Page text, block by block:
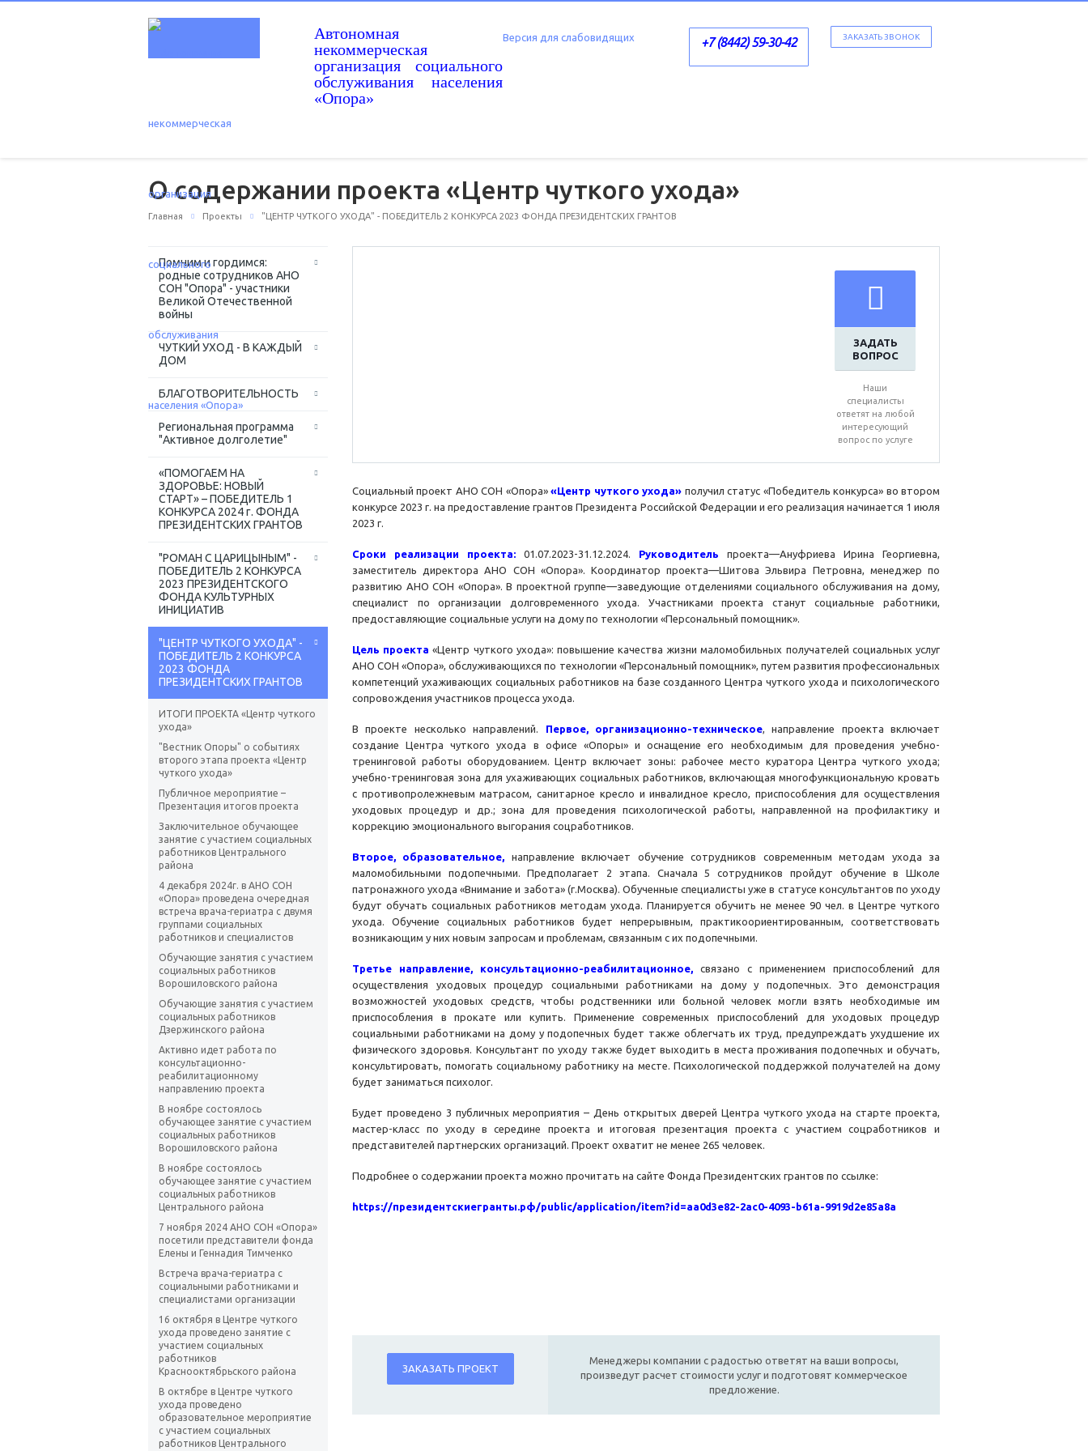
Автономная
некоммерческая
организация социального
обслуживания населения
«Опора»
ЗАКАЗАТЬ ЗВОНОК
+7 (8442) 59-30-42
Версия для слабовидящих
О содержании проекта «Центр чуткого ухода»
Главная Проекты "ЦЕНТР ЧУТКОГО УХОДА" - ПОБЕДИТЕЛЬ 2 КОНКУРСА 2023 ФОНДА ПРЕЗИДЕНТСКИХ ГРАНТОВ
Помним и гордимся:
родные сотрудников АНО
СОН "Опора" - участники
Великой Отечественной
войны
ЧУТКИЙ УХОД - В КАЖДЫЙ
ДОМ
БЛАГОТВОРИТЕЛЬНОСТЬ
Региональная программа
"Активное долголетие"
«ПОМОГАЕМ НА
ЗДОРОВЬЕ: НОВЫЙ
СТАРТ» – ПОБЕДИТЕЛЬ 1
КОНКУРСА 2024 г. ФОНДА
ПРЕЗИДЕНТСКИХ ГРАНТОВ
"РОМАН С ЦАРИЦЫНЫМ" -
ПОБЕДИТЕЛЬ 2 КОНКУРСА
2023 ПРЕЗИДЕНТСКОГО
ФОНДА КУЛЬТУРНЫХ
ИНИЦИАТИВ
"ЦЕНТР ЧУТКОГО УХОДА" -
ПОБЕДИТЕЛЬ 2 КОНКУРСА
2023 ФОНДА
ПРЕЗИДЕНТСКИХ ГРАНТОВ
ИТОГИ ПРОЕКТА «Центр чуткого
ухода»
"Вестник Опоры" о событиях
второго этапа проекта «Центр
чуткого ухода»
Публичное мероприятие –
Презентация итогов проекта
Заключительное обучающее
занятие с участием социальных
работников Центрального
района
4 декабря 2024г. в АНО СОН
«Опора» проведена очередная
встреча врача-гериатра с двумя
группами социальных
работников и специалистов
Обучающие занятия с участием
социальных работников
Ворошиловского района
Обучающие занятия с участием
социальных работников
Дзержинского района
Активно идет работа по
консультационно-
реабилитационному
направлению проекта
В ноябре состоялось
обучающее занятие с участием
социальных работников
Ворошиловского района
В ноябре состоялось
обучающее занятие с участием
социальных работников
Центрального района
7 ноября 2024 АНО СОН «Опора»
посетили представители фонда
Елены и Геннадия Тимченко
Встреча врача-гериатра с
социальными работниками и
специалистами организации
16 октября в Центре чуткого
ухода проведено занятие с
участием социальных
работников
Краснооктябрьского района
В октябре в Центре чуткого
ухода проведено
образовательное мероприятие
с участием социальных
работников Центрального
ЗАДАТЬ
ВОПРОС
Наши
специалисты
ответят на любой
интересующий
вопрос по услуге
Социальный проект АНО СОН «Опора»«Центр чуткого ухода» получил статус «Победитель конкурса» во втором
конкурсе 2023 г. на предоставление грантов Президента Российской Федерации и его реализация начинается 1 июля
2023 г.
Сроки реализации проекта: 01.07.2023-31.12.2024. Руководитель проекта—Ануфриева Ирина Георгиевна,
заместитель директора АНО СОН «Опора». Координатор проекта—Шитова Эльвира Петровна, менеджер по
развитию АНО СОН «Опора». В проектной группе—заведующие отделениями социального обслуживания на дому,
специалист по организации долговременного ухода. Участниками проекта станут социальные работники,
предоставляющие социальные услуги на дому по технологии «Персональный помощник».
Цель проекта«Центр чуткого ухода»: повышение качества жизни маломобильных получателей социальных услуг
АНО СОН «Опора», обслуживающихся по технологии «Персональный помощник», путем развития профессиональных
компетенций ухаживающих социальных работников на базе созданного Центра чуткого ухода и психологического
сопровождения участников процесса ухода.
В проекте несколько направлений. Первое, организационно-техническое, направление проекта включает
создание Центра чуткого ухода в офисе «Опоры» и оснащение его необходимым для проведения учебно-
тренинговой работы оборудованием. Центр включает зоны: рабочее место куратора Центра чуткого ухода;
учебно-тренинговая зона для ухаживающих социальных работников, включающая многофункциональную кровать
с противопролежневым матрасом, санитарное кресло и инвалидное кресло, приспособления для осуществления
уходовых процедур и др.; зона для проведения психологической работы, направленной на профилактику и
коррекцию эмоционального выгорания соцработников.
Второе, образовательное, направление включает обучение сотрудников современным методам ухода за
маломобильными подопечными. Предполагает 2 этапа. Сначала 5 сотрудников пройдут обучение в Школе
патронажного ухода «Внимание и забота» (г.Москва). Обученные специалисты уже в статусе консультантов по уходу
будут обучать социальных работников методам ухода. Планируется обучить не менее 90 чел. в Центре чуткого
ухода. Обучение социальных работников будет непрерывным, практикоориентированным, соответствовать
возникающим у них новым запросам и проблемам, связанным с их подопечными.
Третье направление, консультационно-реабилитационное, связано с применением приспособлений для
осуществления уходовых процедур социальными работниками на дому у подопечных. Это демонстрация
возможностей уходовых средств, чтобы родственники или больной человек могли взять необходимые им
приспособления в прокате или купить. Применение современных приспособлений для уходовых процедур
социальными работниками на дому у подопечных будет также облегчать их труд, предупреждать ухудшение их
физического здоровья. Консультант по уходу также будет выходить в места проживания подопечных и обучать,
консультировать, помогать социальному работнику на месте. Психологической поддержкой получателей на дому
будет заниматься психолог.
Будет проведено 3 публичных мероприятия – День открытых дверей Центра чуткого ухода на старте проекта,
мастер-класс по уходу в середине проекта и итоговая презентация проекта с участием соцработников и
представителей партнерских организаций. Проект охватит не менее 265 человек.
Подробнее о содержании проекта можно прочитать на сайте Фонда Президентских грантов по ссылке:
https://президентскиегранты.рф/public/application/item?id=aa0d3e82-2ac0-4093-b61a-9919d2e85a8a
ЗАКАЗАТЬ ПРОЕКТ
Менеджеры компании с радостью ответят на ваши вопросы,
произведут расчет стоимости услуг и подготовят коммерческое
предложение.